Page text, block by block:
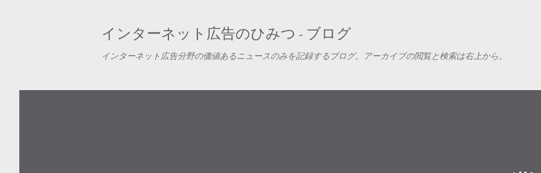
インターネット広告のひみつ - ブログ
インターネット広告分野の価値あるニュースのみを記録するブログ。アーカイブの閲覧と検索は右上から。